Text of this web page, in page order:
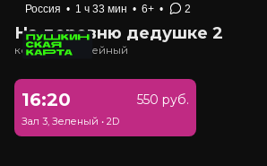
Россия • 1 ч 33 мин • 6+ • 2
На деревню дедушке 2
комедия, семейный
16:20 550 руб.
Зал 3, Зеленый • 2D